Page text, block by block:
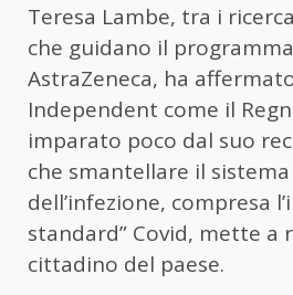
Teresa Lambe, tra i
che guidano il
AstraZeneca, ha
Independent come il
imparato poco dal suo
che smantellare il
dell’infezione, compresa
standard” Covid, mette a
cittadino del paese.